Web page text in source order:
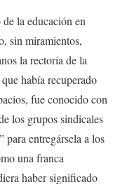
la educación en
sin miramientos,
la rectoría de la
había recuperado
fue conocido con
los grupos sindicales
para entregársela a los
una franca
haber significado